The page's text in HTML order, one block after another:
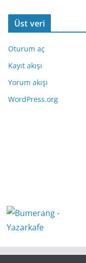
Üst veri
Oturum aç
Kayıt akışı
Yorum akışı
WordPress.org